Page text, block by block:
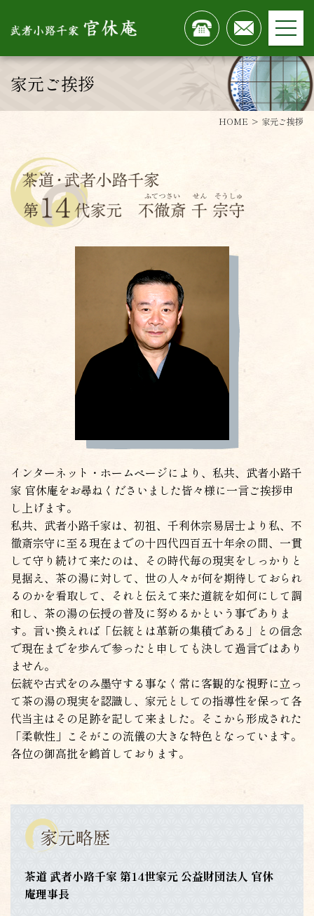
家元ご挨拶
HOME 家元ご挨拶
インターネット・ホームページにより、私共、武者小路千
家 官休庵をお尋ねくださいました皆々様に一言ご挨拶申
し上げます。
私共、武者小路千家は、初祖、千利休宗易居士より私、不
徹斎宗守に至る現在までの十四代四百五十年余の間、一貫
して守り続けて来たのは、その時代毎の現実をしっかりと
見据え、茶の湯に対して、世の人々が何を期待しておられ
るのかを看取して、それと伝えて来た道統を如何にして調
和し、茶の湯の伝授の普及に努めるかという事でありま
す。言い換えれば「伝統とは革新の集積である」との信念
で現在までを歩んで参ったと申しても決して過言ではあり
ません。
伝統や古式をのみ墨守する事なく常に客観的な視野に立っ
て茶の湯の現実を認識し、家元としての指導性を保って各
代当主はその足跡を記して来ました。そこから形成された
「柔軟性」こそがこの流儀の大きな特色となっています。
各位の御高批を鶴首しております。
茶道 武者小路千家 第14世家元 公益財団法人 官休
庵理事長